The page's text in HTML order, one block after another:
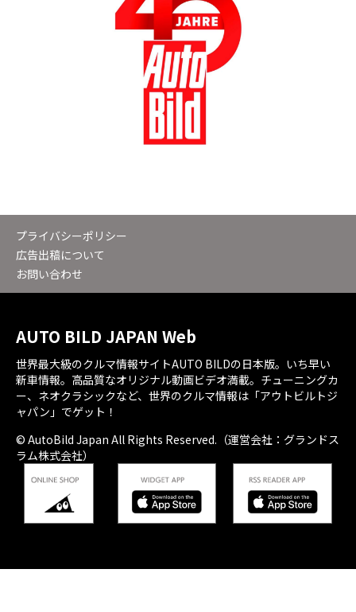
プライバシーポリシー
広告出稿について
お問い合わせ
AUTO BILD JAPAN Web
世界最大級のクルマ情報サイトAUTO BILDの日本版。いち早い
新車情報。高品質なオリジナル動画ビデオ満載。チューニングカ
ー、ネオクラシックなど、世界のクルマ情報は「アウトビルトジ
ャパン」でゲット！
© AutoBild Japan All Rights Reserved.（運営会社：グランドス
ラム株式会社）